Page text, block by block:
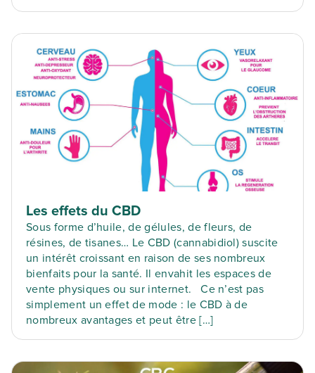
Les effets du CBD
Sous forme d’huile, de gélules, de fleurs, de
résines, de tisanes… Le CBD (cannabidiol) suscite
un intérêt croissant en raison de ses nombreux
bienfaits pour la santé. Il envahit les espaces de
vente physiques ou sur internet. Ce n’est pas
simplement un effet de mode : le CBD à de
nombreux avantages et peut être […]